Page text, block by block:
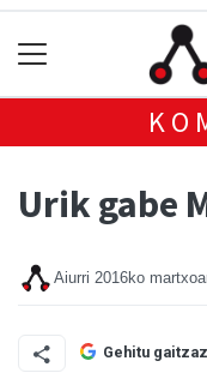
Urik gabe
Aiurri 2016ko
Gehitu